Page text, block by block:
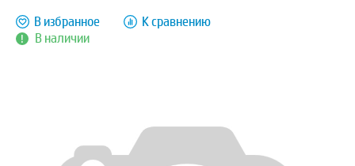
В наличии
В избранное К сравнению